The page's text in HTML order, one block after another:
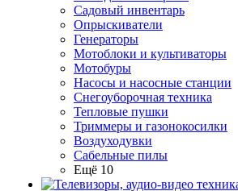
Садовый инвентарь
Опрыскиватели
Генераторы
Мотоблоки и культиваторы
Мотобуры
Насосы и насосные станции
Снегоуборочная техника
Тепловые пушки
Триммеры и газонокосилки
Воздуходувки
Сабельные пилы
Ещё 10